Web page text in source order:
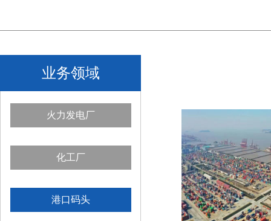
业务领域
火力发电厂
化工厂
港口码头